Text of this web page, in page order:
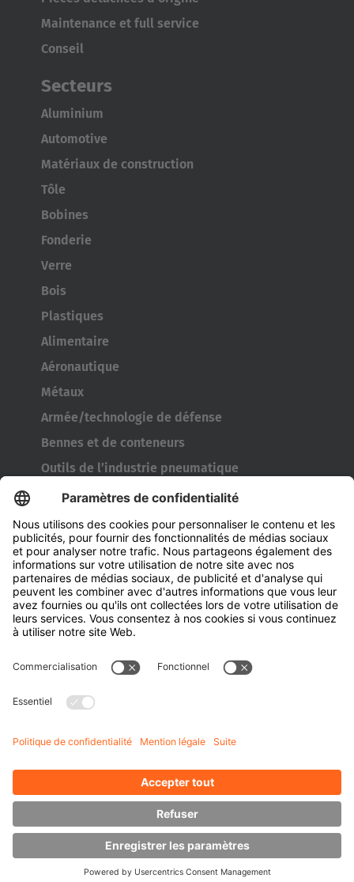
Maintenance et full service
Conseil
Secteurs
Aluminium
Automotive
Matériaux de construction
Tôle
Bobines
Fonderie
Verre
Bois
Plastiques
Alimentaire
Aéronautique
Métaux
Armée/technologie de défense
Bennes et de conteneurs
Outils de l’industrie pneumatique
Transporteur de bobines
Portes et fenêtres
Entreprise
À propos d'Hubtex
À propos d' Hubtex BeLux
Durabilité
Downloads
Gestion de l'énergie
Outdoor Forklifts
Chariot élévateur latéral